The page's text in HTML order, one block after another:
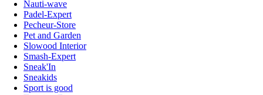
Nauti-wave
Padel-Expert
Pecheur-Store
Pet and Garden
Slowood Interior
Smash-Expert
Sneak'In
Sneakids
Sport is good